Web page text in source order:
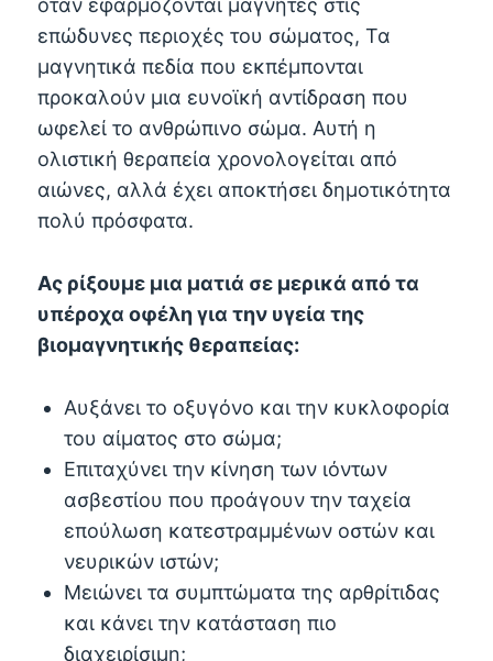
όταν εφαρμόζονται μαγνήτες στις
επώδυνες περιοχές του σώματος, Τα
μαγνητικά πεδία που εκπέμπονται
προκαλούν μια ευνοϊκή αντίδραση που
ωφελεί το ανθρώπινο σώμα. Αυτή η
ολιστική θεραπεία χρονολογείται από
αιώνες, αλλά έχει αποκτήσει δημοτικότητα
πολύ πρόσφατα.
Ας ρίξουμε μια ματιά σε μερικά από τα
υπέροχα οφέλη για την υγεία της
βιομαγνητικής θεραπείας:
Αυξάνει το οξυγόνο και την κυκλοφορία
του αίματος στο σώμα;
Επιταχύνει την κίνηση των ιόντων
ασβεστίου που προάγουν την ταχεία
επούλωση κατεστραμμένων οστών και
νευρικών ιστών;
Μειώνει τα συμπτώματα της αρθρίτιδας
και κάνει την κατάσταση πιο
διαχειρίσιμη;